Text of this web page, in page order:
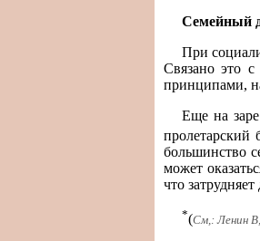
Семейный
При
Связано это
принципами,
Еще на
большинство
может
что
*(См,: Ленин